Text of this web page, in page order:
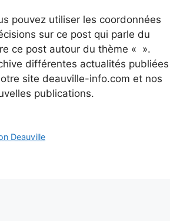
pouvez utiliser les coordonnées
sur ce post qui parle du
ce post autour du thème « ».
différentes actualités publiées
site deauville-info.com et nos
publications.
Deauville